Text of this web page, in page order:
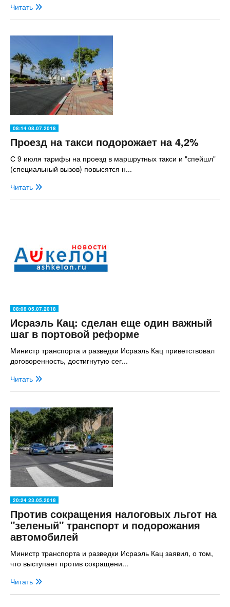
Читать
08:14 08.07.2018
Проезд на такси подорожает на 4,2%
С 9 июля тарифы на проезд в маршрутных такси и "спейшл"
(специальный вызов) повысятся н...
Читать
08:08 05.07.2018
Исраэль Кац: сделан еще один важный
шаг в портовой реформе
Министр транспорта и разведки Исраэль Кац приветствовал
договоренность, достигнутую сег...
Читать
20:24 23.05.2018
Против сокращения налоговых льгот на
"зеленый" транспорт и подорожания
автомобилей
Министр транспорта и разведки Исраэль Кац заявил, о том,
что выступает против сокращени...
Читать